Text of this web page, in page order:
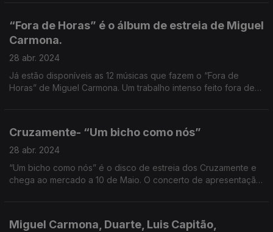
“Fora de Horas” é o álbum de estreia de Miguel
Carmona.
28 abr. 2024
Já estão disponíveis as 12 músicas que fazem o “Fora de
Horas” de Miguel Carmona. Um trabalho intenso feito fora de
Cruzamente- “Um bicho como nós”
28 abr. 2024
“Um bicho como nós” é o disco de estreia dos Cruzamente e
chega ao mercado a 10 de Maio. O concerto de apresentação
Miguel Carmona, Duarte, Luis Capitão,